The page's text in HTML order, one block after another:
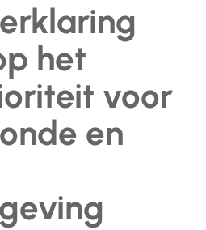
het
voor
en